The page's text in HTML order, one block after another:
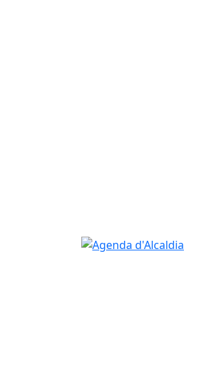
Agenda d'Alcaldia